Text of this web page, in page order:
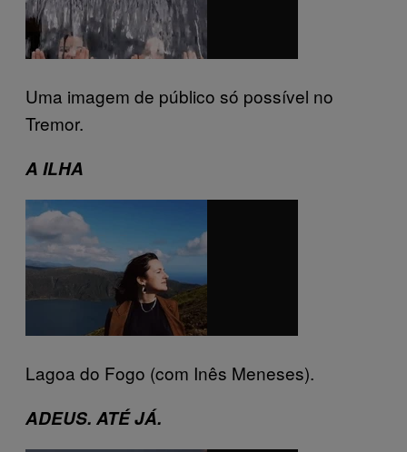
Uma imagem de público só possível no
Tremor.
A ILHA
Lagoa do Fogo (com Inês Meneses).
ADEUS. ATÉ JÁ.